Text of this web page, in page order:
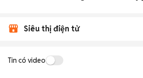
Siêu thị điện tử
Tin có video